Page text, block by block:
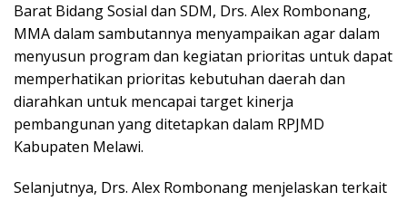
Barat Bidang Sosial dan SDM, Drs. Alex Rombonang,
MMA dalam sambutannya menyampaikan agar dalam
menyusun program dan kegiatan prioritas untuk dapat
memperhatikan prioritas kebutuhan daerah dan
diarahkan untuk mencapai target kinerja
pembangunan yang ditetapkan dalam RPJMD
Kabupaten Melawi.
Selanjutnya, Drs. Alex Rombonang menjelaskan terkait